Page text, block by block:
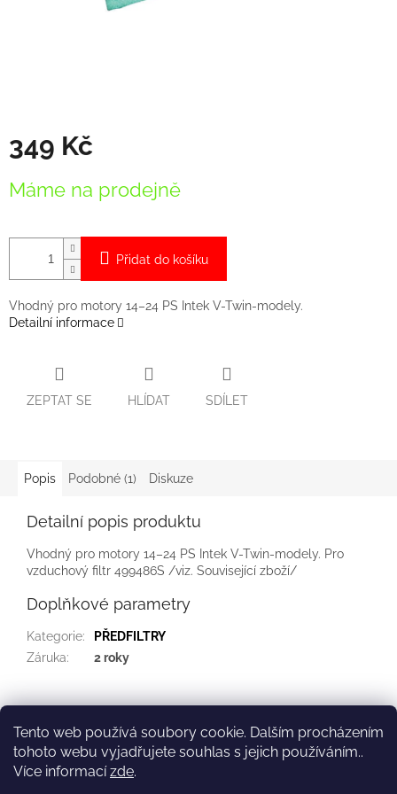
Tento web používá soubory cookie. Dalším procházením
tohoto webu vyjadřujete souhlas s jejich používáním..
Více informacízde.
349 Kč
cena:
Máme na prodejně
Přidat do košíku
Vhodný pro motory 14–24 PS Intek V-Twin-modely.
Detailní informace
ZEPTAT SE HLÍDAT SDÍLET
Popis Podobné (1) Diskuze
Detailní popis produktu
Vhodný pro motory 14–24 PS Intek V-Twin-modely. Pro
vzduchový filtr 499486S /viz. Související zboží/
Doplňkové parametry
Kategorie:
PŘEDFILTRY
Záruka: 2 roky
Z
Kontakt Služby